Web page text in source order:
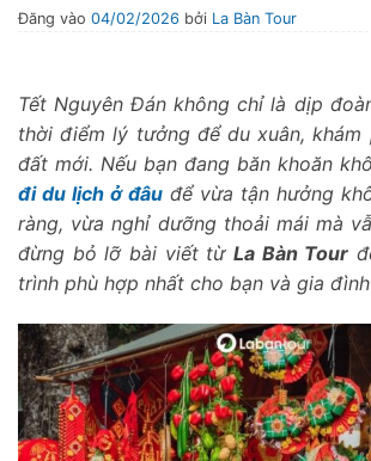
Đăng vào 04/02/2026 bởi La Bàn Tour
Tết Nguyên Đán không chỉ là dịp
thời điểm lý tưởng để du xuân, khám
đất mới. Nếu bạn đang băn khoăn
đi du lịch ở đâu để vừa tận hưởng
ràng, vừa nghỉ dưỡng thoải mái mà
đừng bỏ lỡ bài viết từ La Bàn Tour
trình phù hợp nhất cho bạn và gia